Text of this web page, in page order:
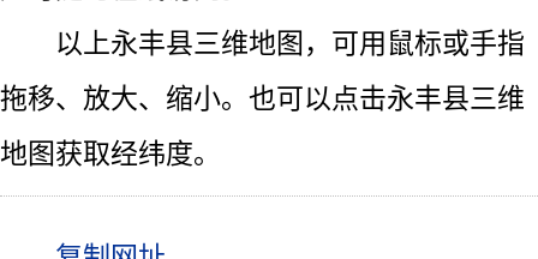
以上永丰县三维地图，可用鼠标或手指
拖移、放大、缩小。也可以点击永丰县三维
地图获取经纬度。